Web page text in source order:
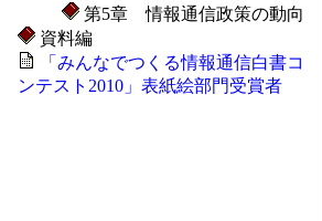
第5章 情報通信政策の動向
資料編
「みんなでつくる情報通信白書コ
ンテスト2010」表紙絵部門受賞者